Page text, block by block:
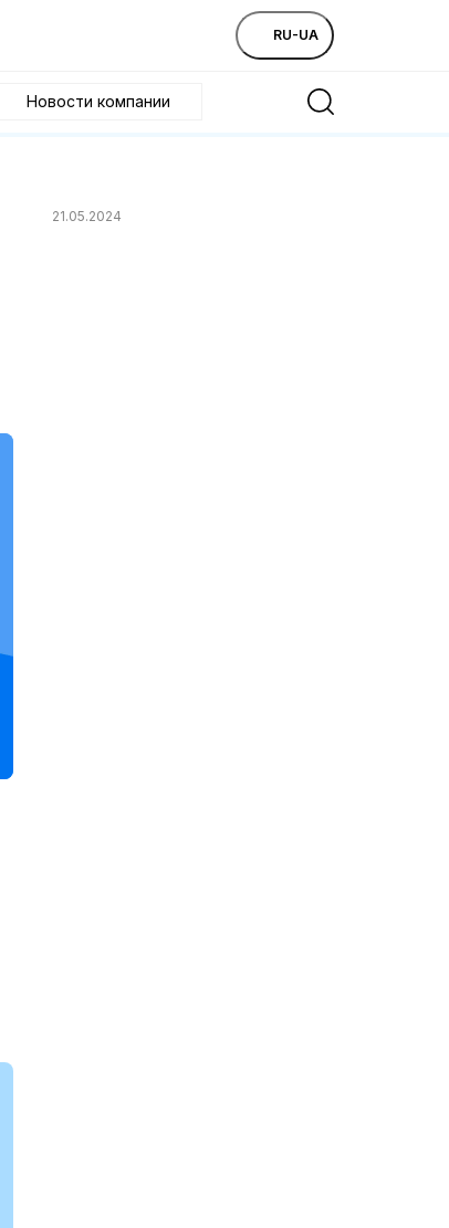
RU-UA
Новости компании
21.05.2024